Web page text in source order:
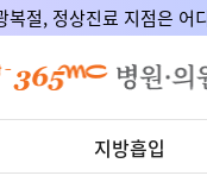
복절, 정상진료 지점은 어
지방흡입